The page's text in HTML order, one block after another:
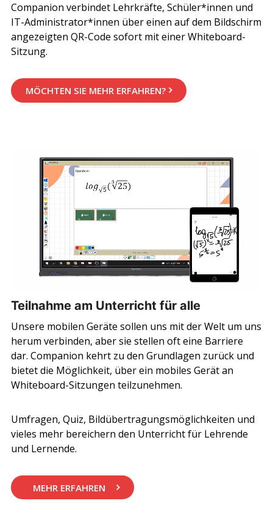
Companion verbindet Lehrkräfte, Schüler*innen und
IT-Administrator*innen über einen auf dem Bildschirm
angezeigten QR-Code sofort mit einer Whiteboard-
Sitzung.
MÖCHTEN SIE MEHR ERFAHREN?
Teilnahme am Unterricht für alle
Unsere mobilen Geräte sollen uns mit der Welt um uns
herum verbinden, aber sie stellen oft eine Barriere
dar. Companion kehrt zu den Grundlagen zurück und
bietet die Möglichkeit, über ein mobiles Gerät an
Whiteboard-Sitzungen teilzunehmen.
Umfragen, Quiz, Bildübertragungsmöglichkeiten und
vieles mehr bereichern den Unterricht für Lehrende
und Lernende.
MEHR ERFAHREN